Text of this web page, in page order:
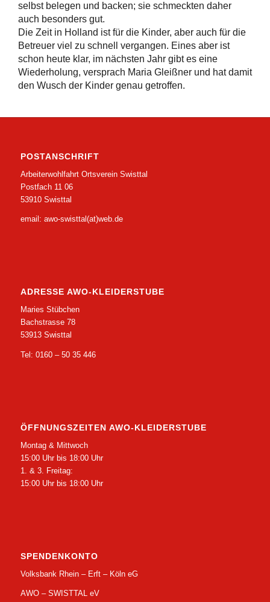
selbst belegen und backen; sie schmeckten daher
auch besonders gut.
Die Zeit in Holland ist für die Kinder, aber auch für die
Betreuer viel zu schnell vergangen. Eines aber ist
schon heute klar, im nächsten Jahr gibt es eine
Wiederholung, versprach Maria Gleißner und hat damit
den Wusch der Kinder genau getroffen.
POSTANSCHRIFT
Arbeiterwohlfahrt Ortsverein Swisttal
Postfach 11 06
53910 Swisttal
email: awo-swisttal(at)web.de
ADRESSE AWO-KLEIDERSTUBE
Maries Stübchen
Bachstrasse 78
53913 Swisttal
Tel: 0160 – 50 35 446
ÖFFNUNGSZEITEN AWO-KLEIDERSTUBE
Montag & Mittwoch
15:00 Uhr bis 18:00 Uhr
1. & 3. Freitag:
15:00 Uhr bis 18:00 Uhr
SPENDENKONTO
Volksbank Rhein – Erft – Köln eG
AWO – SWISTTAL eV